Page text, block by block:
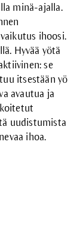
minä-ajalla.
ihoosi.
Hyvää yötä
se
itsestään yö
avautua ja
uudistumista
ihoa.